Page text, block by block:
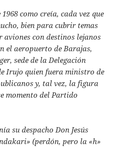
como creía, cada vez que
bien para cubrir temas
aviones con destinos lejanos
el aeropuerto de Barajas,
sede de la Delegación
Irujo quien fuera ministro de
y, tal vez, la figura
momento del Partido
su despacho Don Jesús
(perdón, pero la «h»